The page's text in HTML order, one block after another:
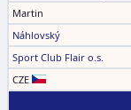
Martin
Náhlovský
Sport Club Flair o.s.
CZE